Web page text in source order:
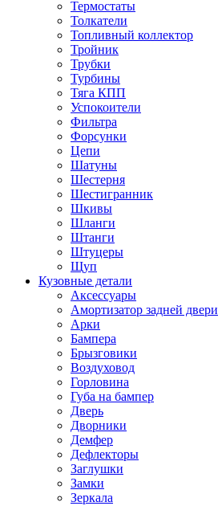
Термостаты
Толкатели
Топливный коллектор
Тройник
Трубки
Турбины
Тяга КПП
Успокоители
Фильтра
Форсунки
Цепи
Шатуны
Шестерня
Шестигранник
Шкивы
Шланги
Штанги
Штуцеры
Щуп
Кузовные детали
Аксессуары
Амортизатор задней двери
Арки
Бампера
Брызговики
Воздуховод
Горловина
Губа на бампер
Дверь
Дворники
Демфер
Дефлекторы
Заглушки
Замки
Зеркала